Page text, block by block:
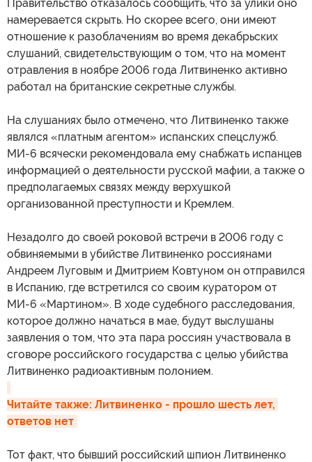
Правительство отказалось сообщить, что за улики оно
намеревается скрыть. Но скорее всего, они имеют
отношение к разоблачениям во время декабрьских
слушаний, свидетельствующим о том, что на момент
отравления в ноябре 2006 года Литвиненко активно
работал на британские секретные службы.
На слушаниях было отмечено, что Литвиненко также
являлся «платным агентом» испанских спецслужб.
МИ-6 всячески рекомендовала ему снабжать испанцев
информацией о деятельности русской мафии, а также о
предполагаемых связях между верхушкой
организованной преступности и Кремлем.
Незадолго до своей роковой встречи в 2006 году с
обвиняемыми в убийстве Литвиненко россиянами
Андреем Луговым и Дмитрием Ковтуном он отправился
в Испанию, где встретился со своим куратором от
МИ-6 «Мартином». В ходе судебного расследования,
которое должно начаться в мае, будут выслушаны
заявления о том, что эта пара россиян участвовала в
сговоре российского государства с целью убийства
Литвиненко радиоактивным полонием.
Читайте также: Литвиненко - прошло шесть лет,
ответов нет
Тот факт, что бывший российский шпион Литвиненко